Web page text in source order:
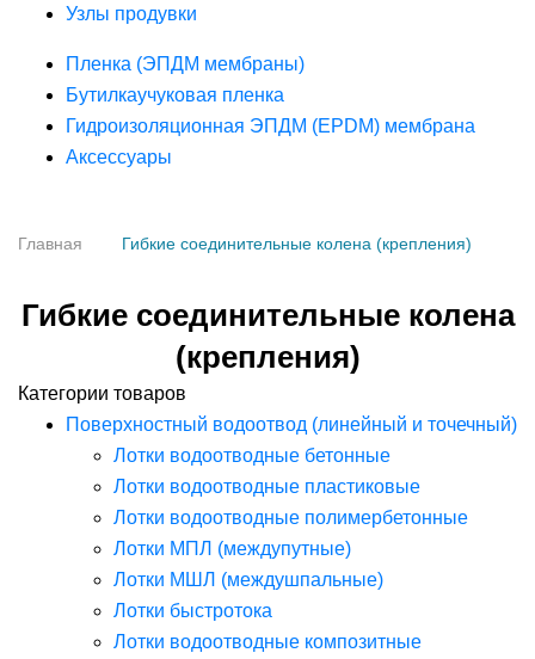
Узлы продувки
Пленка (ЭПДМ мембраны)
Бутилкаучуковая пленка
Гидроизоляционная ЭПДМ (EPDM) мембрана
Аксессуары
Главная Гибкие соединительные колена (крепления)
Гибкие соединительные колена
(крепления)
Категории товаров
Поверхностный водоотвод (линейный и точечный)
Лотки водоотводные бетонные
Лотки водоотводные пластиковые
Лотки водоотводные полимербетонные
Лотки МПЛ (междупутные)
Лотки МШЛ (междушпальные)
Лотки быстротока
Лотки водоотводные композитные